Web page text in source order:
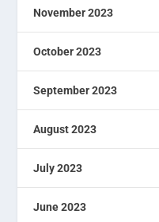
November 2023
October 2023
September 2023
August 2023
July 2023
June 2023